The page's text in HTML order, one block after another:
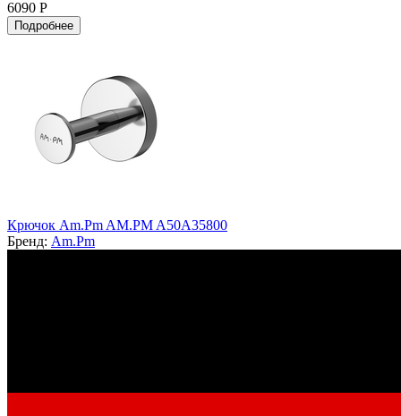
6090 Р
Подробнее
Крючок Am.Pm AM.PM A50A35800
Бренд: Am.Pm